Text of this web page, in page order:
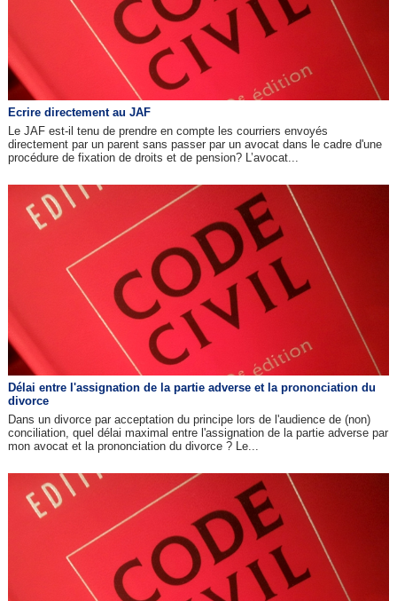
Ecrire directement au JAF
Le JAF est-il tenu de prendre en compte les courriers envoyés
directement par un parent sans passer par un avocat dans le cadre d'une
procédure de fixation de droits et de pension? L’avocat...
Délai entre l'assignation de la partie adverse et la prononciation du
divorce
Dans un divorce par acceptation du principe lors de l'audience de (non)
conciliation, quel délai maximal entre l'assignation de la partie adverse par
mon avocat et la prononciation du divorce ? Le...